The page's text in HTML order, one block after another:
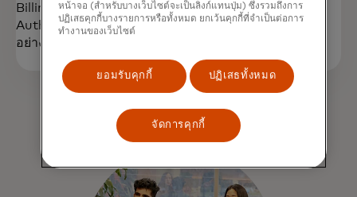
Billing Updater เพื่อหลีกเลี่ยงการถูกปฏิเสธ และใช้
Authorization Optimizer เพื่อใช้กลยุทธ์การลองใหม่
อย่างชาญฉลาดที่ช่วยเปลี่ยนการปฏิเสธให้เป็นการอนุมัติ
หน้าจอ (สำหรับบางเว็บไซต์จะเป็นลิงก์แทนปุ่ม) ซึ่งรวมถึงการ
ปฏิเสธคุกกี้บางรายการหรือทั้งหมด ยกเว้นคุกกี้ที่จำเป็นต่อการ
ทำงานของเว็บไซต์
ยอมรับคุกกี้ ปฏิเสธทั้งหมด
จัดการคุกกี้